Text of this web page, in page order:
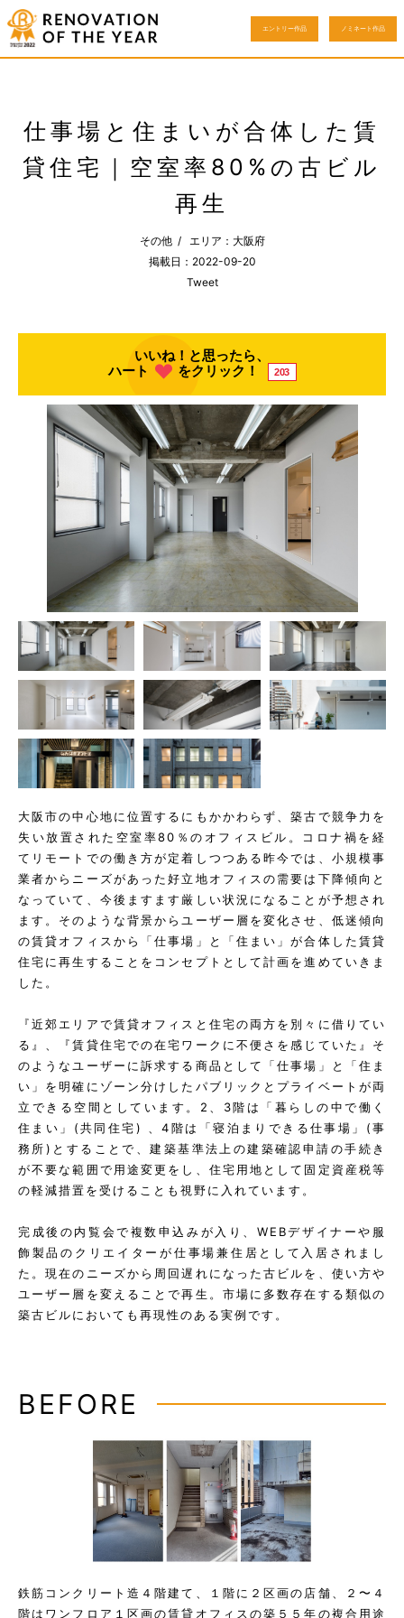
エントリー作品 ノミネート作品
仕事場と住まいが合体した賃
貸住宅｜空室率80%の古ビル
再生
その他 / エリア：大阪府
掲載日：2022-09-20
Tweet
いいね！と思ったら、
ハート
をクリック！ 203
大阪市の中心地に位置するにもかかわらず、築古で競争力を
失い放置された空室率80％のオフィスビル。コロナ禍を経
てリモートでの働き方が定着しつつある昨今では、小規模事
業者からニーズがあった好立地オフィスの需要は下降傾向と
なっていて、今後ますます厳しい状況になることが予想され
ます。そのような背景からユーザー層を変化させ、低迷傾向
の賃貸オフィスから「仕事場」と「住まい」が合体した賃貸
住宅に再生することをコンセプトとして計画を進めていきま
した。
『近郊エリアで賃貸オフィスと住宅の両方を別々に借りてい
る』、『賃貸住宅での在宅ワークに不便さを感じていた』そ
のようなユーザーに訴求する商品として「仕事場」と「住ま
い」を明確にゾーン分けしたパブリックとプライベートが両
立できる空間としています。2、3階は「暮らしの中で働く
住まい」(共同住宅) 、4階は「寝泊まりできる仕事場」(事
務所)とすることで、建築基準法上の建築確認申請の手続き
が不要な範囲で用途変更をし、住宅用地として固定資産税等
の軽減措置を受けることも視野に入れています。
完成後の内覧会で複数申込みが入り、WEBデザイナーや服
飾製品のクリエイターが仕事場兼住居として入居されまし
た。現在のニーズから周回遅れになった古ビルを、使い方や
ユーザー層を変えることで再生。市場に多数存在する類似の
築古ビルにおいても再現性のある実例です。
BEFORE
鉄筋コンクリート造４階建て、１階に２区画の店舗、２〜４
階はワンフロア１区画の賃貸オフィスの築５５年の複合用途